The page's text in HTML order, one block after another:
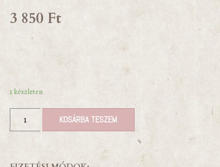
3 850 Ft
1 készleten
KOSÁRBA TESZEM